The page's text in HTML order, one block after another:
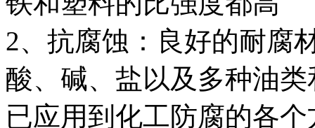
2、抗腐蚀：良好的耐腐
酸、碱、盐以及多种油
已应用到化工防腐的各